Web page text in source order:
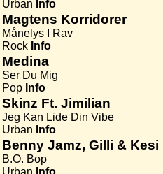
Urban Info
Magtens Korridorer
Månelys I Rav
Rock Info
Medina
Ser Du Mig
Pop Info
Skinz Ft. Jimilian
Jeg Kan Lide Din Vibe
Urban Info
Benny Jamz, Gilli & Kesi
B.O. Bop